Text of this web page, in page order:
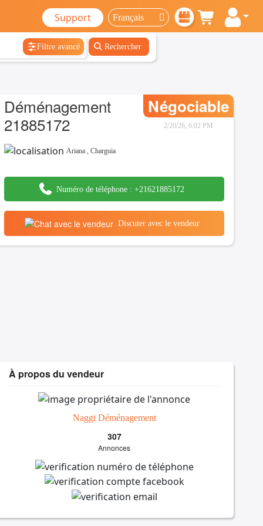
Support
Filtre avancé Rechercher
Déménagement
21885172
Négociable
2/20/26, 6:02 PM
Ariana ,Charguia
Numéro de téléphone :+21621885172
Discuter avec le vendeur
À propos du vendeur
Naggi Déménagement
307
Annonces